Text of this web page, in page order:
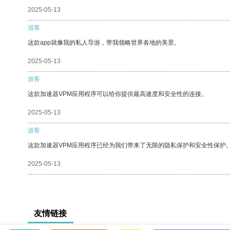
2025-05-13
游客
这款app就像我的私人导游，带我领略世界各地的美景。
2025-05-13
游客
这款加速器VPM应用程序可以给你提供最高速度和安全性的连接。
2025-05-13
游客
这款加速器VPM应用程序已经为我们带来了无限的隐私保护和安全性保护
2025-05-13
友情链接